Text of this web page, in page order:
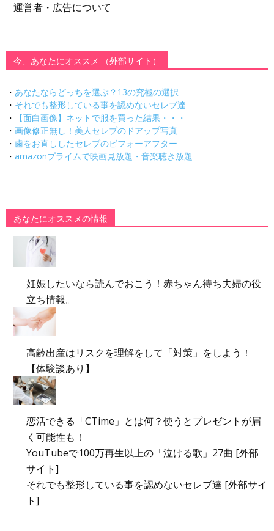
運営者・広告について
今、あなたにオススメ （外部サイト）
・ あなたならどっちを選ぶ？13の究極の選択
・ それでも整形している事を認めないセレブ達
・
【面白画像】ネットで服を買った結果・・・
・ 画像修正無し！美人セレブのドアップ写真
・ 歯をお直ししたセレブのビフォーアフター
・ amazonプライムで映画見放題・音楽聴き放題
あなたにオススメの情報
妊娠したいなら読んでおこう！赤ちゃん待ち夫婦の役
立ち情報。
高齢出産はリスクを理解をして「対策」をしよう！
【体験談あり】
恋活できる「CTime」とは何？使うとプレゼントが届
く可能性も！
YouTubeで100万再生以上の「泣ける歌」27曲 [外部
サイト]
それでも整形している事を認めないセレブ達 [外部サイ
ト]